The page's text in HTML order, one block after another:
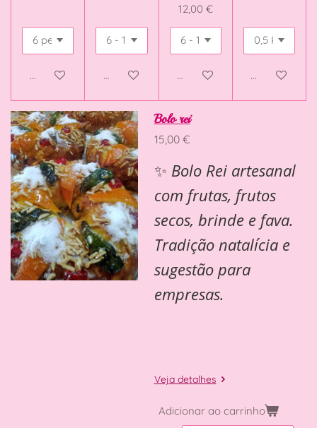
Veja detalhes Adicionar ao carrinho
12,00 €
Adicionar ao carrinhoAdicionar ao
Bolo rei
15,00 €
✨ Bolo Rei artesanal
com frutas, frutos
secos, brinde e fava.
Tradição natalícia e
sugestão para
empresas.
Veja detalhes
Adicionar ao carrinho